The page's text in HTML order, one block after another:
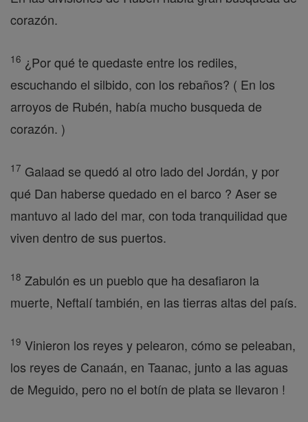
corazón.
16 ¿Por qué te quedaste entre los rediles,
escuchando el silbido, con los rebaños? ( En los
arroyos de Rubén, había mucho busqueda de
corazón. )
17 Galaad se quedó al otro lado del Jordán, y por
qué Dan haberse quedado en el barco ? Aser se
mantuvo al lado del mar, con toda tranquilidad que
viven dentro de sus puertos.
18 Zabulón es un pueblo que ha desafiaron la
muerte, Neftalí también, en las tierras altas del país.
19 Vinieron los reyes y pelearon, cómo se peleaban,
los reyes de Canaán, en Taanac, junto a las aguas
de Meguido, pero no el botín de plata se llevaron !